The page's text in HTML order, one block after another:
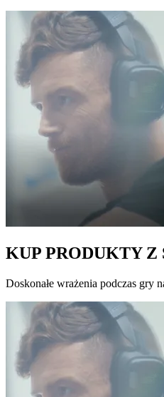
KUP PRODUKTY Z
Doskonałe wrażenia podczas gry